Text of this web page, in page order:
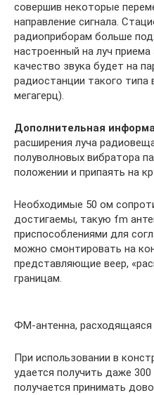
совершив некоторые
направление сигнала.
радиоприборам больше
настроенный на луч
качество звука будет на
радиостанции такого
мегагерц).
Дополнительная
расширения луча
полуволновых вибратора
положении и припаять на
Необходимые 50 ом
достигаемы, такую fm
приспособлениями для
можно смонтировать на
представляющие веер,
границам.
ФМ-антенна, расходящаяся
При использовании в
удается получить даже
получается принимать